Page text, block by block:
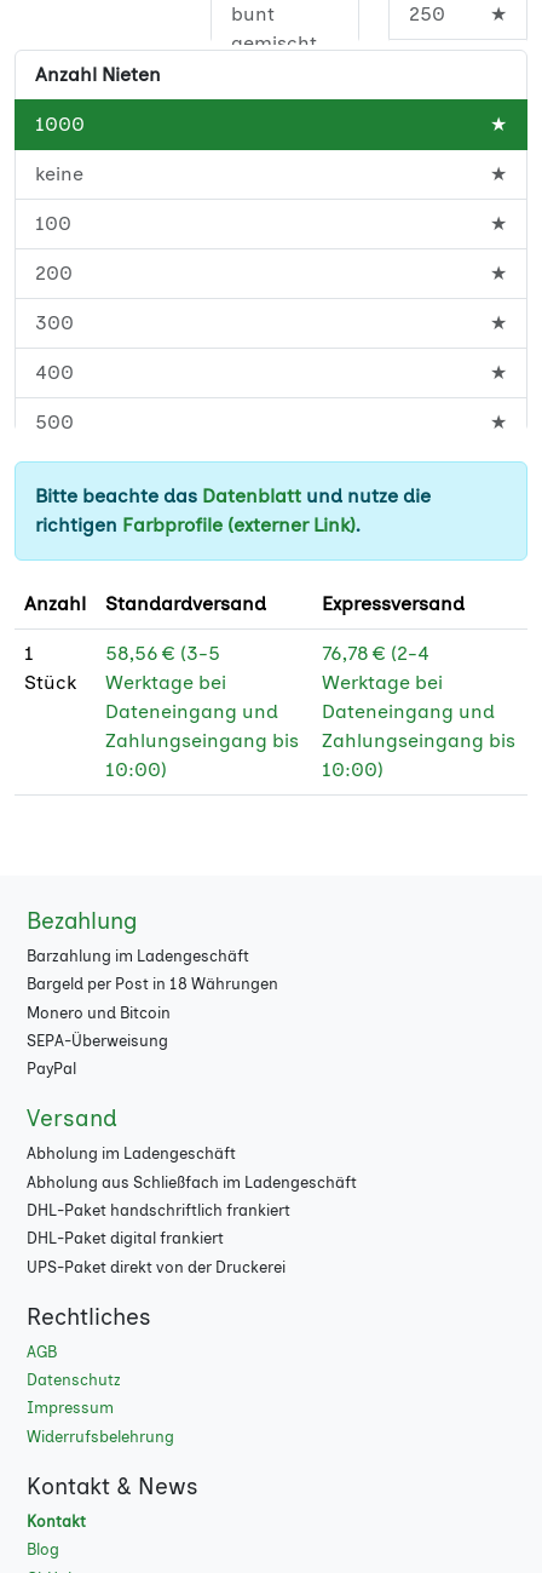
bunt
gemischt
250 ★
★
★
★
★
★
★
★
1000 ★
Anzahl Nieten
1000 ★
keine ★
100 ★
200 ★
300 ★
400 ★
500 ★
700
1500
★
5000
6000
7000
8000
9000
10000
Bitte beachte das Datenblatt und nutze die
richtigen Farbprofile (externer Link).
Anzahl Standardversand Expressversand
1
Stück
58,56 € (3-5
Werktage bei
Dateneingang und
Zahlungseingang bis
10:00)
76,78 € (2-4
Werktage bei
Dateneingang und
Zahlungseingang bis
10:00)
Bezahlung
Barzahlung im Ladengeschäft
Bargeld per Post in 18 Währungen
Monero und Bitcoin
SEPA-Überweisung
PayPal
Versand
Abholung im Ladengeschäft
Abholung aus Schließfach im Ladengeschäft
DHL-Paket handschriftlich frankiert
DHL-Paket digital frankiert
UPS-Paket direkt von der Druckerei
Rechtliches
AGB
Datenschutz
Impressum
Widerrufsbelehrung
Kontakt & News
Kontakt
Blog